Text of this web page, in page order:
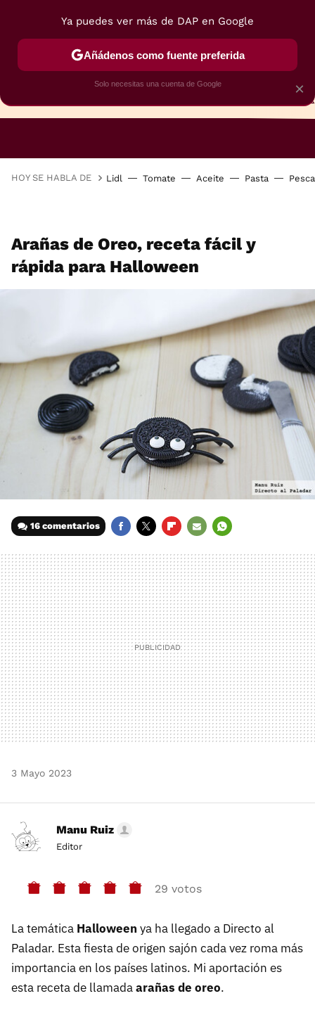
HOY SE HABLA DE Lidl Tomate Aceite Pasta
Arañas de Oreo, receta fácil y
rápida para Halloween
16 comentarios
MAIL
3 Mayo 2023
Manu Ruiz
Editor
29 votos
La temática Halloween ya ha llegado a Directo al
Paladar. Esta fiesta de origen sajón cada vez roma más
importancia en los países latinos. Mi aportación es
esta receta de llamadaarañas de oreo.
×
Ya puedes ver más de DAP en Google
Añádenos como fuente preferida
Solo necesitas una cuenta de Google